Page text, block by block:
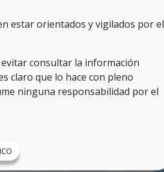
estar orientados y vigilados por el
consultar la información
claro que lo hace con pleno
ninguna responsabilidad por el